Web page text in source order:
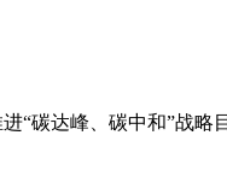
碳达峰、碳中和”战略